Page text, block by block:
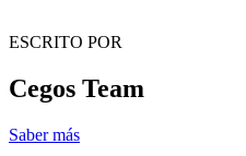
ESCRITO POR
Cegos Team
Saber más